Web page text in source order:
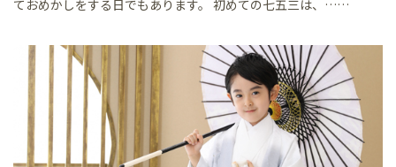
ておめかしをする日でもあります。 初めての七五三は、……